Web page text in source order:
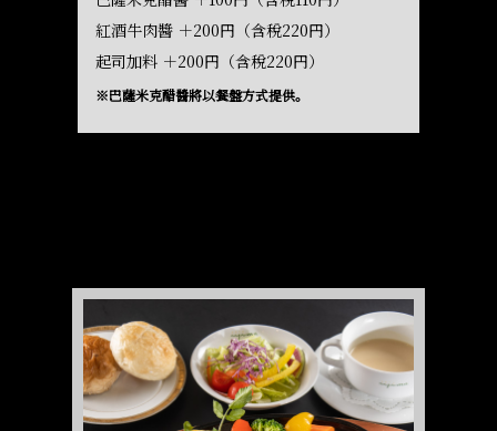
紅酒牛肉醬 ＋200円（含稅220円）
起司加料 ＋200円（含稅220円）
※巴薩米克醋醬將以餐盤方式提供。